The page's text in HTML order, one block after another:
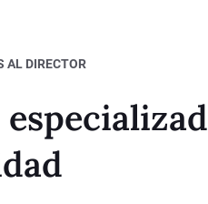
AL DIRECTOR